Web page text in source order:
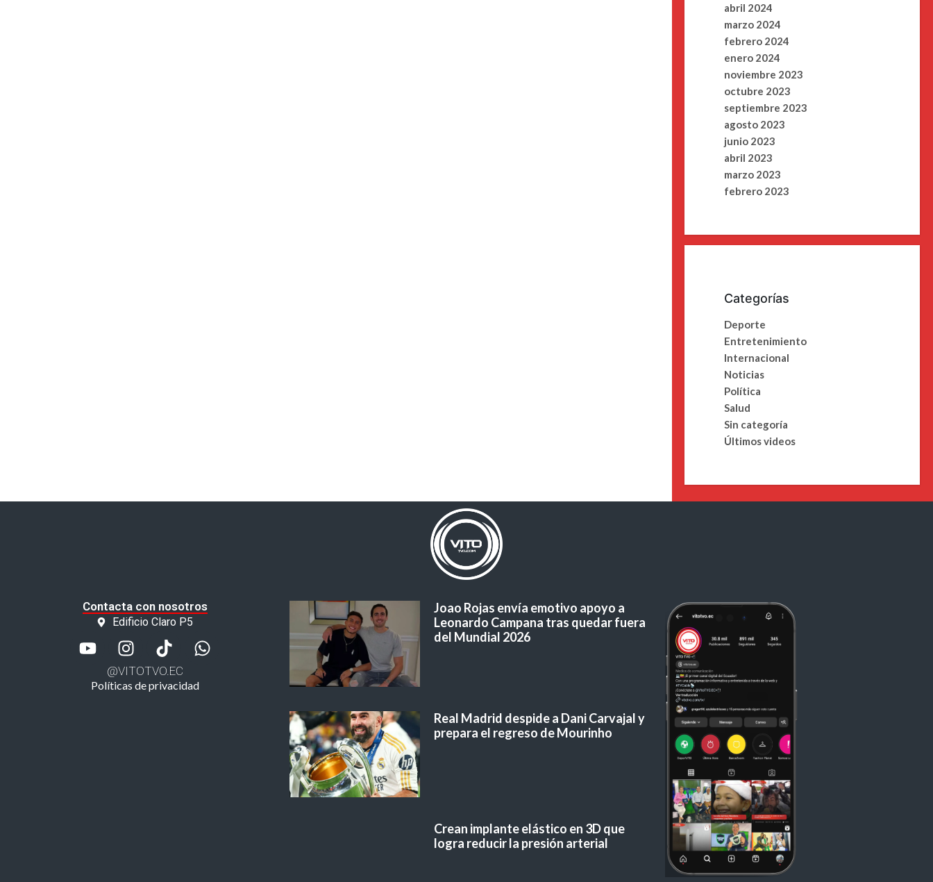
abril 2024
marzo 2024
febrero 2024
enero 2024
noviembre 2023
octubre 2023
septiembre 2023
agosto 2023
junio 2023
abril 2023
marzo 2023
febrero 2023
Categorías
Deporte
Entretenimiento
Internacional
Noticias
Política
Salud
Sin categoría
Últimos videos
Contacta con nosotros
Edificio Claro P5
@VITOTVO.EC
Políticas de privacidad
Joao Rojas envía emotivo apoyo a
Leonardo Campana tras quedar fuera
del Mundial 2026
Real Madrid despide a Dani Carvajal y
prepara el regreso de Mourinho
Crean implante elástico en 3D que
logra reducir la presión arterial